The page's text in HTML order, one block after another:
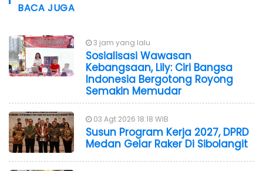
BACA JUGA
3 jam yang lalu
Sosialisasi Wawasan
Kebangsaan, Lily: Ciri Bangsa
Indonesia Bergotong Royong
Semakin Memudar
03 Agt 2026 18:18 WIB
Susun Program Kerja 2027, DPRD
Medan Gelar Raker Di Sibolangit